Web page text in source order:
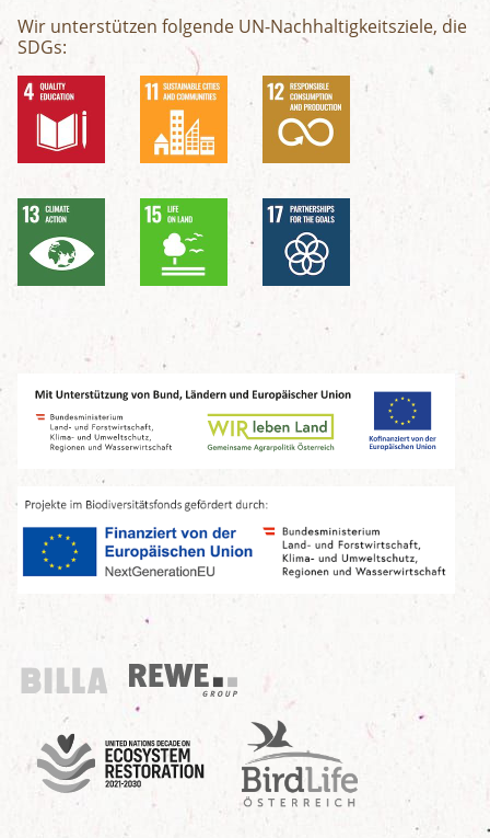
Wir unterstützen folgende UN-Nachhaltigkeitsziele, die
SDGs:
Billa
REWE Group
UN Decade
Birdlife